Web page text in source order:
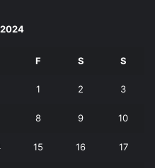
F S S
1 2 3
8 9 10
15 16 17